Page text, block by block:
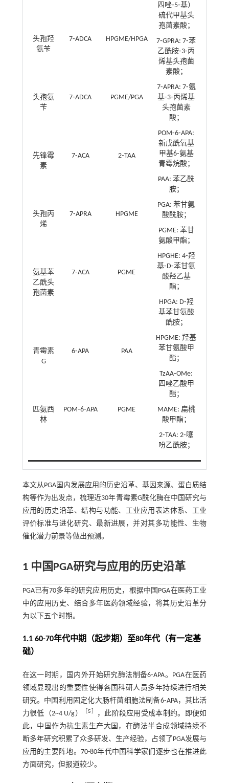
四唑⁃5⁃基）
硫代甲基头
孢菌素酸；
7⁃GPRA: 7⁃苯
乙酰胺⁃3⁃丙
烯基头孢菌
素酸；
7⁃APRA: 7⁃氨
基⁃3⁃丙烯基
头孢菌素
酸；
POM⁃6⁃APA:
新戊酰氧基
甲基6⁃氨基
青霉烷酸；
PAA: 苯乙酰
胺；
PGA: 苯甘氨
酸酰胺；
PGME: 苯甘
氨酸甲酯；
HPGHE: 4⁃羟
基⁃D⁃苯甘氨
酸羟乙基
酯；
HPGA: D⁃羟
基苯甘氨酸
酰胺；
HPGME: 羟基
苯甘氨酸甲
酯；
TzAA⁃OMe:
四唑乙酸甲
酯；
MAME: 扁桃
酸甲酯；
2⁃TAA: 2⁃噻
吩乙酰胺；
头孢羟
氨苄
7⁃ADCA HPGME/HPGA
头孢氨
苄
7⁃ADCA PGME/PGA
先锋霉
素
7⁃ACA 2⁃TAA
头孢丙
烯
7⁃APRA HPGME
氨基苯
乙酰头
孢菌素
7⁃ACA PGME
青霉素
G
6⁃APA PAA
匹氨西
林
POM⁃6⁃APA PGME
本文从PGA国内发展应用的历史沿革、基因来源、蛋白质结
构等作为出发点，梳理近30年青霉素G酰化酶在中国研究与
应用的历史沿革、结构与功能、工业应用表达体系、工业
评价标准与进化研究、最新进展，并对其多功能性、生物
催化潜力前景等做出预测。
1 中国PGA研究与应用的历史沿革
PGA已有70多年的研究应用历史，根据中国PGA在医药工业
中的应用历史、结合多年医药领域经验，将其历史沿革分
为以下五个时期。
1.1 60-70年代中期（起步期）至80年代（有一定基
础）
在这一时期，国内外开始研究酶法制备6⁃APA。PGA在医药
领域显现出的重要性使得各国科研人员多年持续进行相关
研究。中国利用固定化大肠杆菌细胞法制备6⁃APA，其比活
力很低（2~4 U/g）
［5
，此阶段应用受成本制约。即便如
此，中国作为抗生素生产大国，在酶法半合成领域持续不
断多年研究积累了众多研发、生产经验，占领了PGA发展与
应用的主要阵地。70-80年代中国科学家们逐步也在推进此
方面研究，但报道较少。